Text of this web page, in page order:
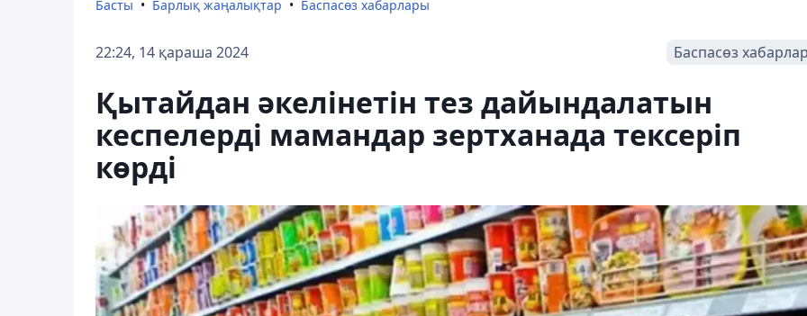
Басты Барлық жаңалықтар Баспасөз хабарлары
22:24, 14 қараша 2024 Баспасөз
Қытайдан әкелінетін тез дайындалатын
кеспелерді мамандар зертханада тексеріп
көрді